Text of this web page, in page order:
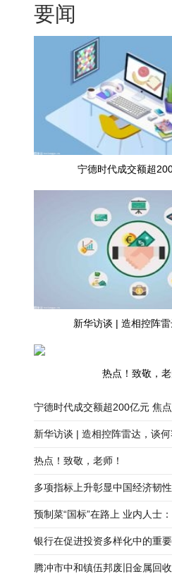
要闻
宁德时代成交额超
新华访谈 | 造相控阵
热点！致敬，老
宁德时代成交额超200亿元 焦点
新华访谈 | 造相控阵雷达，谈何
热点！致敬，老师！
多项指标上升彰显中国经济韧
预制菜“国标”在路上 业内人士：
银行在促进投资多样化中的重
腾冲市中和镇伍邦废旧金属回